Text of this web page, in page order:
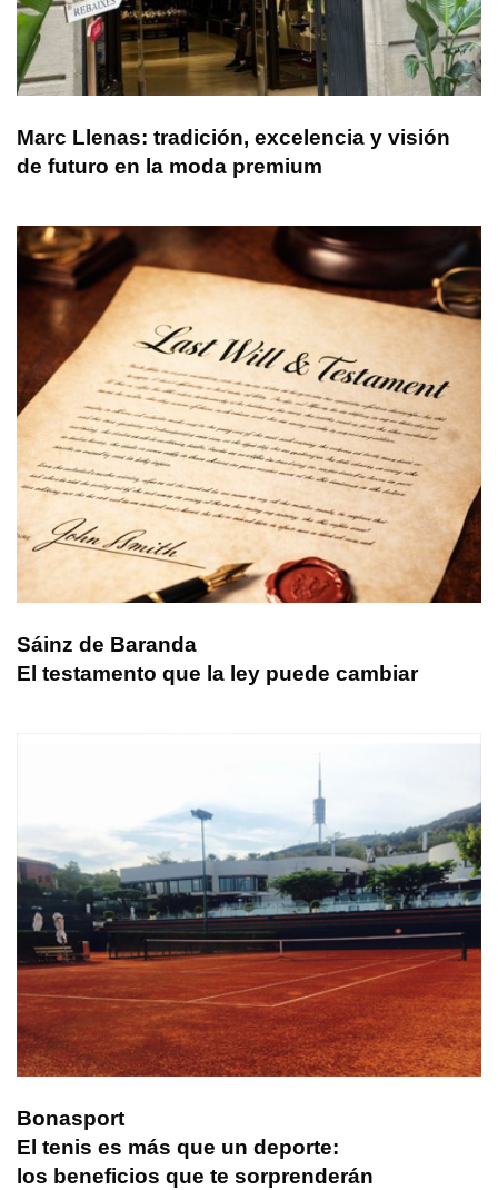
Marc Llenas: tradición, excelencia y visión
de futuro en la moda premium
Sáinz de Baranda
El testamento que la ley puede cambiar
Bonasport
El tenis es más que un deporte:
los beneficios que te sorprenderán